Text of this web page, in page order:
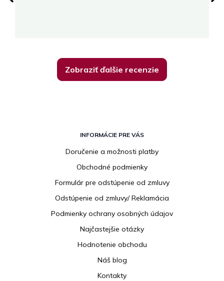
Zobraziť ďalšie recenzie
INFORMÁCIE PRE VÁS
Doručenie a možnosti platby
Obchodné podmienky
Formulár pre odstúpenie od zmluvy
Odstúpenie od zmluvy/ Reklamácia
Podmienky ochrany osobných údajov
Najčastejšie otázky
Hodnotenie obchodu
Náš blog
Kontakty